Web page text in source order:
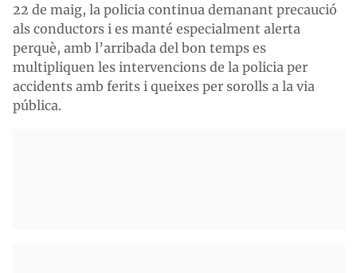
22 de maig, la policia continua demanant precaució
als conductors i es manté especialment alerta
perquè, amb l’arribada del bon temps es
multipliquen les intervencions de la policia per
accidents amb ferits i queixes per sorolls a la via
pública.